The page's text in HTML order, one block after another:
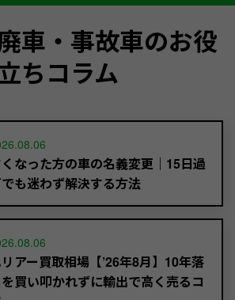
車・事故車のお役
ちコラム
なった方の車の名義変更｜15日過
も迷わず解決する方法
アー買取相場【’26年8月】10年落
買い叩かれずに輸出で高く売るコ